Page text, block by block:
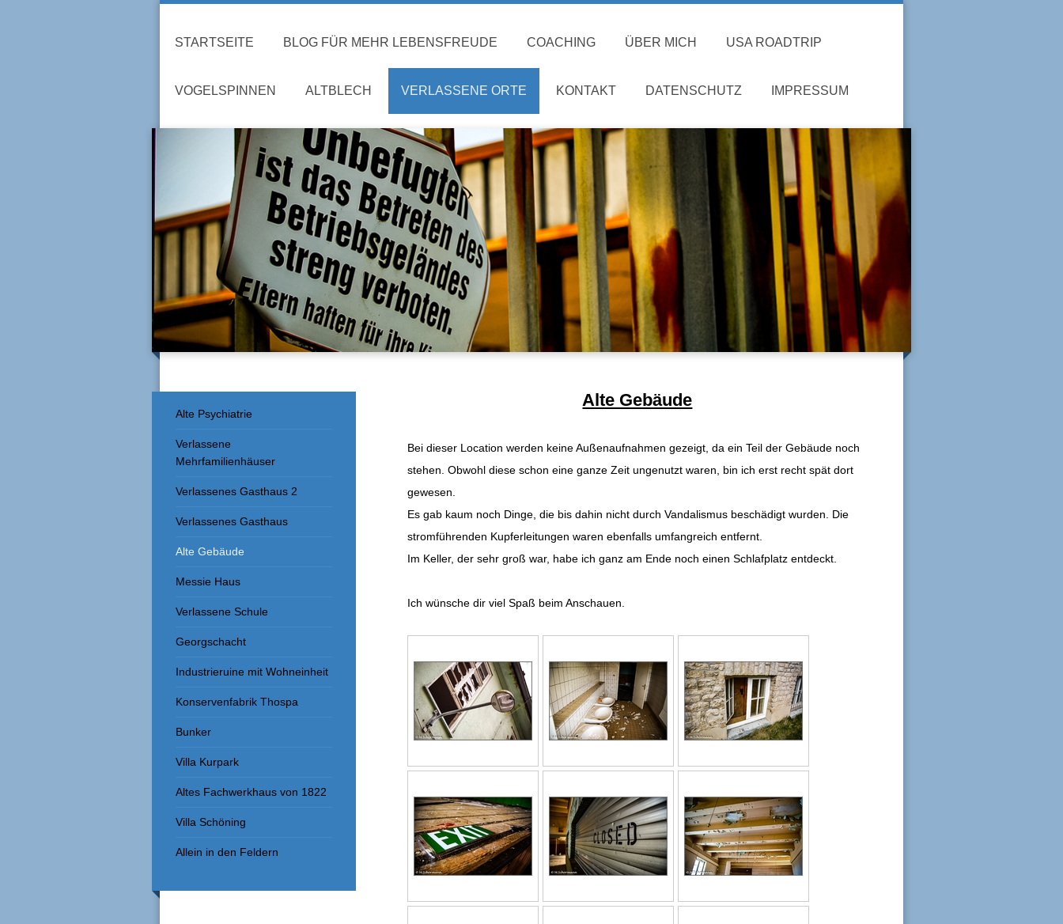
STARTSEITE BLOG FÜR MEHR LEBENSFREUDE COACHING ÜBER MICH USA ROADTRIP
VOGELSPINNEN ALTBLECH VERLASSENE ORTE KONTAKT DATENSCHUTZ IMPRESSUM
Alte Gebäude
Bei dieser Location werden keine Außenaufnahmen gezeigt, da ein Teil der Gebäude noch
stehen. Obwohl diese schon eine ganze Zeit ungenutzt waren, bin ich erst recht spät dort
gewesen.
Es gab kaum noch Dinge, die bis dahin nicht durch Vandalismus beschädigt wurden. Die
stromführenden Kupferleitungen waren ebenfalls umfangreich entfernt.
Im Keller, der sehr groß war, habe ich ganz am Ende noch einen Schlafplatz entdeckt.
Ich wünsche dir viel Spaß beim Anschauen.
Alte Psychiatrie
Verlassene
Mehrfamilienhäuser
Verlassenes Gasthaus 2
Verlassenes Gasthaus
Alte Gebäude
Messie Haus
Verlassene Schule
Georgschacht
Industrieruine mit Wohneinheit
Konservenfabrik Thospa
Bunker
Villa Kurpark
Altes Fachwerkhaus von 1822
Villa Schöning
Allein in den Feldern